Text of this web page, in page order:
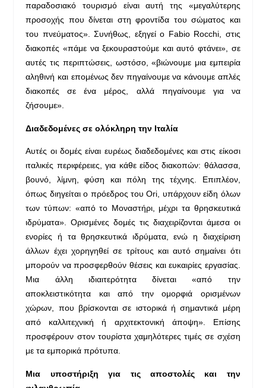
παραδοσιακό τουρισμό είναι αυτή της «μεγαλύτερης
προσοχής που δίνεται στη φροντίδα του σώματος και
του πνεύματος». Συνήθως, εξηγεί ο Fabio Rocchi, στις
διακοπές «πάμε να ξεκουραστούμε και αυτό φτάνει», σε
αυτές τις περιπτώσεις, ωστόσο, «βιώνουμε μια εμπειρία
αληθινή και επομένως δεν πηγαίνουμε να κάνουμε απλές
διακοπές σε ένα μέρος, αλλά πηγαίνουμε για να
ζήσουμε».
Διαδεδομένες σε ολόκληρη την Ιταλία
Αυτές οι δομές είναι ευρέως διαδεδομένες και στις είκοσι
ιταλικές περιφέρειες, για κάθε είδος διακοπών: θάλασσα,
βουνό, λίμνη, φύση και πόλη της τέχνης. Επιπλέον,
όπως διηγείται ο πρόεδρος του Ori, υπάρχουν είδη όλων
των τύπων: «από το Mοναστήρι, μέχρι τα θρησκευτικά
ιδρύματα». Ορισμένες δομές τις διαχειρίζονται άμεσα οι
ενορίες ή τα θρησκευτικά ιδρύματα, ενώ η διαχείριση
άλλων έχει χορηγηθεί σε τρίτους και αυτό σημαίνει ότι
μπορούν να προσφερθούν θέσεις και ευκαιρίες εργασίας.
Μια άλλη ιδιαιτερότητα δίνεται «από την
αποκλειστικότητα και από την ομορφιά ορισμένων
χώρων, που βρίσκονται σε ιστορικά ή σημαντικά μέρη
από καλλιτεχνική ή αρχιτεκτονική άποψη». Επίσης
προσφέρουν στον τουρίστα χαμηλότερες τιμές σε σχέση
με τα εμπορικά πρότυπα.
Μια υποστήριξη για τις αποστολές και την